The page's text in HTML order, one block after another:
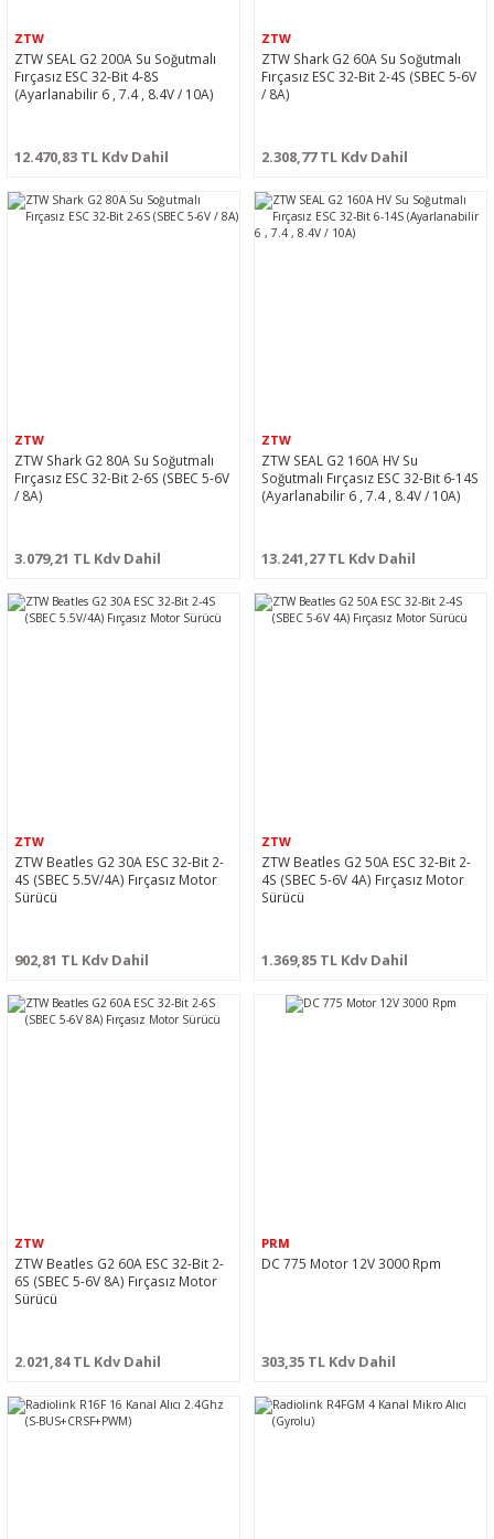
ZTW
ZTW SEAL G2 200A Su Soğutmalı
Fırçasız ESC 32-Bit 4-8S
(Ayarlanabilir 6 , 7.4 , 8.4V / 10A)
12.470,83 TL Kdv Dahil
ZTW
ZTW Shark G2 60A Su Soğutmalı
Fırçasız ESC 32-Bit 2-4S (SBEC 5-6V
/ 8A)
2.308,77 TL Kdv Dahil
ZTW
ZTW Shark G2 80A Su Soğutmalı
Fırçasız ESC 32-Bit 2-6S (SBEC 5-6V
/ 8A)
3.079,21 TL Kdv Dahil
ZTW
ZTW SEAL G2 160A HV Su
Soğutmalı Fırçasız ESC 32-Bit 6-14S
(Ayarlanabilir 6 , 7.4 , 8.4V / 10A)
13.241,27 TL Kdv Dahil
ZTW
ZTW Beatles G2 30A ESC 32-Bit 2-
4S (SBEC 5.5V/4A) Fırçasız Motor
Sürücü
902,81 TL Kdv Dahil
ZTW
ZTW Beatles G2 50A ESC 32-Bit 2-
4S (SBEC 5-6V 4A) Fırçasız Motor
Sürücü
1.369,85 TL Kdv Dahil
ZTW
ZTW Beatles G2 60A ESC 32-Bit 2-
6S (SBEC 5-6V 8A) Fırçasız Motor
Sürücü
2.021,84 TL Kdv Dahil
PRM
DC 775 Motor 12V 3000 Rpm
303,35 TL Kdv Dahil